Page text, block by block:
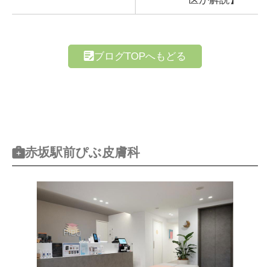
ブログTOPへもどる
赤坂駅前ぴぶ皮膚科